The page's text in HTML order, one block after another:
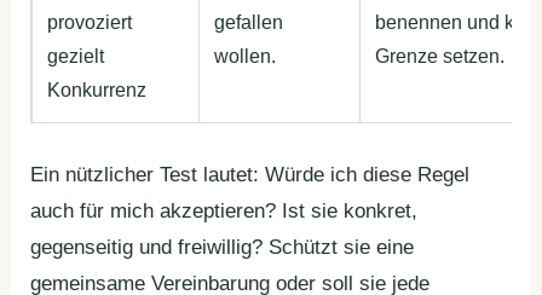
provoziert
gezielt
Konkurrenz
gefallen
wollen.
benennen und
Grenze setzen.
Ein nützlicher Test lautet: Würde ich diese Regel
auch für mich akzeptieren? Ist sie konkret,
gegenseitig und freiwillig? Schützt sie eine
gemeinsame Vereinbarung oder soll sie jede